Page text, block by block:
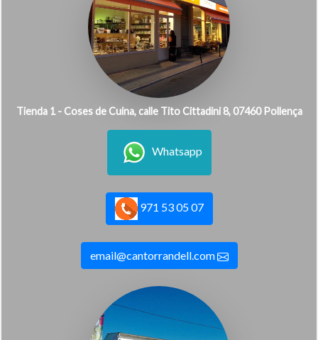
Tienda 1 - Coses de Cuina, calle Tito Cittadini 8, 07460 Pollença
Whatsapp
971 53 05 07
email@cantorrandell.com